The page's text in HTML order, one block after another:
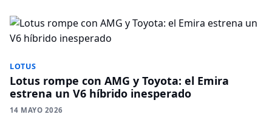
LOTUS
Lotus rompe con AMG y Toyota: el Emira
estrena un V6 híbrido inesperado
14 MAYO 2026